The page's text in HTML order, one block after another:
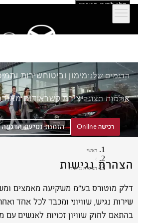
דלג לתוכן המרכזי
הדגמים שלנומימון וביטוחשירות
אולמות תצוגהיצירת קשראודות מאזדה
רכישה Online הזמנת נסיעת הדגמה
ראשי
הצהרת נגישות
הצהרת נגישות
דלק מוטורס בע"מ משקיעה מאמצים
שירות נגיש, שוויוני ומכבד לכל אחד